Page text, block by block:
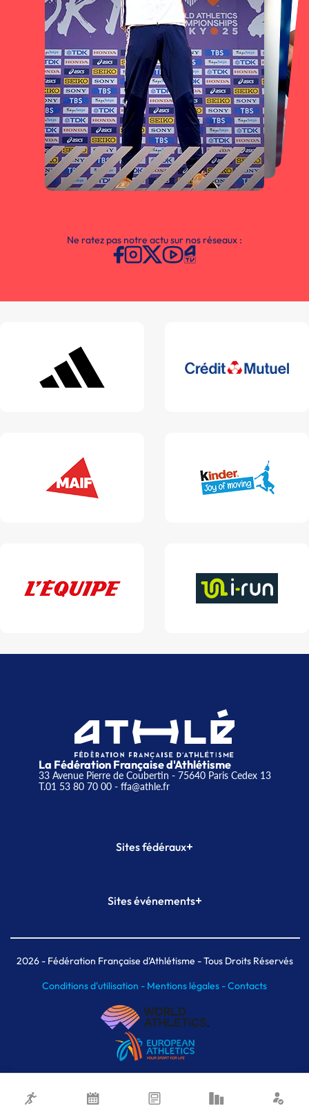
Ne ratez pas notre actu sur nos réseaux :
La Fédération Française d'Athlétisme
33 Avenue Pierre de Coubertin - 75640 Paris Cedex 13
T.01 53 80 70 00- ffa@athle.fr
Sites fédéraux+
Plateforme Formation
Sites événements+
Meeting de Paris indoor
MAIF Ekiden de Paris
2026- Fédération Française d'Athlétisme - Tous Droits Réservés
Conditions d'utilisation - Mentions légales -Contacts